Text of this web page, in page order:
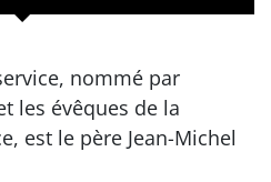
nommé par
les évêques de la
est le père Jean-Michel